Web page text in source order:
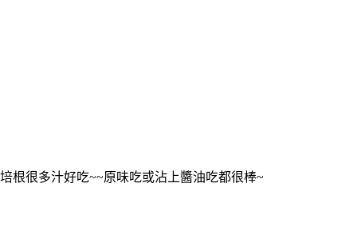
培根很多汁好吃~~原味吃或沾上醬油吃都很棒~